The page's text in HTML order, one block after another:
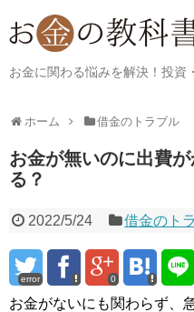
お金に関わる悩みを解決！投資
ホーム 借金のトラブル
お金が無いのに出費
る？
2022/5/24 借金のト
error 0
お金がないにも関わらず、